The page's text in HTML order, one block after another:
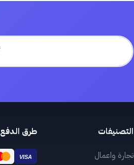
التصنيفات
تجارة واعمال
طرق الدفع